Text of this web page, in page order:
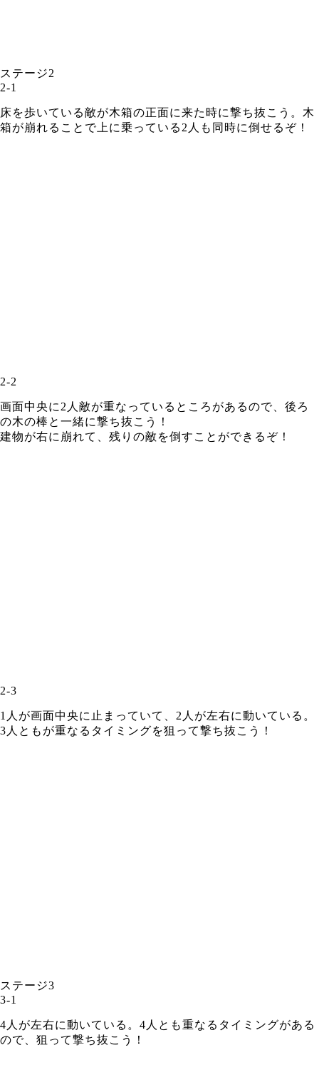
ステージ2
2-1
床を歩いている敵が木箱の正面に来た時に撃ち抜こう。木
箱が崩れることで上に乗っている2人も同時に倒せるぞ！
2-2
画面中央に2人敵が重なっているところがあるので、後ろ
の木の棒と一緒に撃ち抜こう！
建物が右に崩れて、残りの敵を倒すことができるぞ！
2-3
1人が画面中央に止まっていて、2人が左右に動いている。
3人ともが重なるタイミングを狙って撃ち抜こう！
ステージ3
3-1
4人が左右に動いている。4人とも重なるタイミングがある
ので、狙って撃ち抜こう！